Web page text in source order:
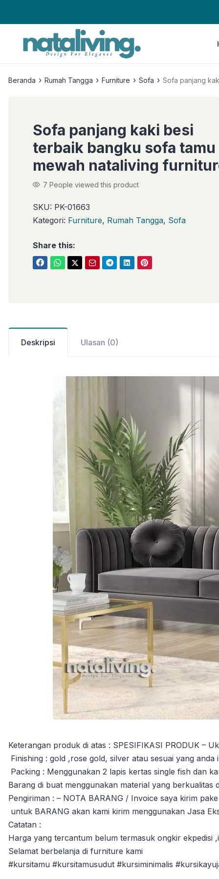
Beranda › Rumah Tangga › Furniture › Sofa › Sofa panjang
Sofa panjang kaki besi
terbaik bangku sofa tamu
mewah nataliving
7 People viewed this product
SKU: PK-01663
Kategori: Furniture, Rumah Tangga, Sofa
Share this:
Deskripsi Ulasan (0)
Keterangan produk di atas : SPESIFIKASI PRODUK –
Finishing : gold ,rose gold, silver atau sesuai yang anda
Packing : Menggunakan 2 lapis kertas single fish dan
Barang di buat menggunakan material yang
Pengiriman : – NOTA BARANG / Invoice saya kirim
untuk BARANG akan kami kirim menggunakan Jasa
Catatan :
Harga yang tercantum belum termasuk ongkir
Selamat berbelanja di furniture kami
#kursitamu #kursitamusudut #kursiminimalis